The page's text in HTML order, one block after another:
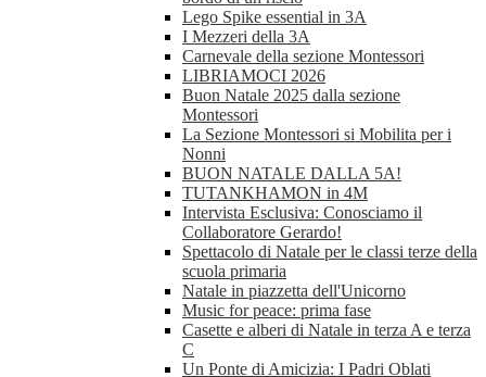
Lego Spike essential in 3A
I Mezzeri della 3A
Carnevale della sezione Montessori
LIBRIAMOCI 2026
Buon Natale 2025 dalla sezione
Montessori
La Sezione Montessori si Mobilita per i
Nonni
BUON NATALE DALLA 5A!
TUTANKHAMON in 4M
Intervista Esclusiva: Conosciamo il
Collaboratore Gerardo!
Spettacolo di Natale per le classi terze della
scuola primaria
Natale in piazzetta dell'Unicorno
Music for peace: prima fase
Casette e alberi di Natale in terza A e terza
C
Un Ponte di Amicizia: I Padri Oblati